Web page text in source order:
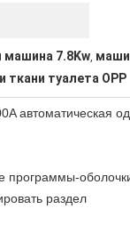
машина 7.8Kw,
ткани туалета OPP
автоматическая
программы-
раздел